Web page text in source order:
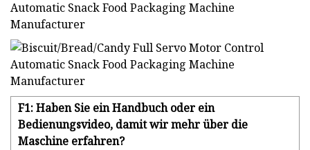
F1: Haben Sie ein Handbuch oder ein
Bedienungsvideo, damit wir mehr über die
Maschine erfahren?